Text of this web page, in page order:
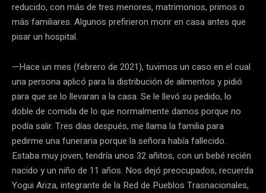
reducido, con más de tres menores, matrimonios, primos o
más familiares. Algunos prefirieron morir en casa antes que
pisar un hospital.
—Hace un mes (febrero de 2021), tuvimos un caso en el cual
una persona aplicó para la distribución de alimentos y pidió
para que se lo llevaran a la casa. Se le llevó su pedido, lo
doble de comida de lo que normalmente damos porque no
podía salir. Tres días después, me llama la familia para
pedirme una funeraria porque la señora había fallecido.
Estaba muy joven, tendría unos 32 añitos, con un bebé recién
nacido y un niño de 11 años. Nos dejó preocupados, recuerda
Yogui Ariza, integrante de la Red de Pueblos Trasnacionales,